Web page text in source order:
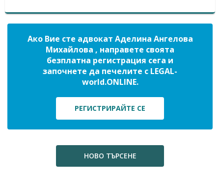
Ако Вие сте адвокат Аделина Ангелова
Михайлова , направете своята
безплатна регистрация сега и
започнете да печелите с LEGAL-
world.ONLINE.
РЕГИСТРИРАЙТЕ СЕ
НОВО ТЪРСЕНЕ